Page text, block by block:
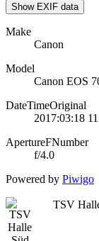
Show EXIF data
Make
Canon
Model
Canon EOS
DateTimeOriginal
2017:03:18
ApertureFNumber
f/4.0
Powered by Piwigo
TSV